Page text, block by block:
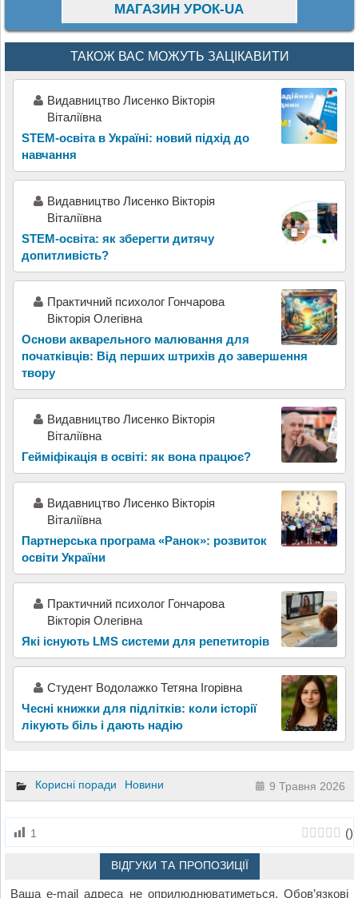
МАГАЗИН УРОК-UA
ТАКОЖ ВАС МОЖУТЬ ЗАЦІКАВИТИ
Видавництво Лисенко Вікторія
Віталіївна
STEM-освіта в Україні: новий підхід до
навчання
Видавництво Лисенко Вікторія
Віталіївна
STEM-освіта: як зберегти дитячу
допитливість?
Практичний психолог Гончарова
Вікторія Олегівна
Основи акварельного малювання для
початківців: Від перших штрихів до завершення
твору
Видавництво Лисенко Вікторія
Віталіївна
Гейміфікація в освіті: як вона працює?
Видавництво Лисенко Вікторія
Віталіївна
Партнерська програма «Ранок»: розвиток
освіти України
Практичний психолог Гончарова
Вікторія Олегівна
Які існують LMS системи для репетиторів
Студент Водолажко Тетяна Ігорівна
Чесні книжки для підлітків: коли історії
лікують біль і дають надію
Корисні поради Новини 9 Травня 2026
1 ()
ВІДГУКИ ТА ПРОПОЗИЦІЇ
Ваша e-mail адреса не оприлюднюватиметься. Обов’язкові